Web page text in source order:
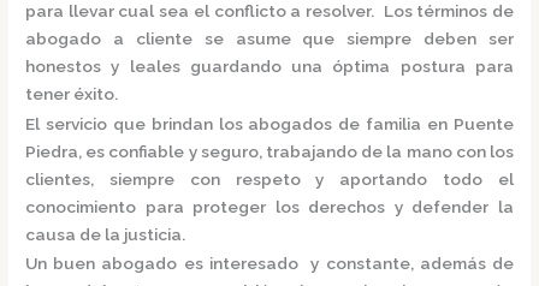
para llevar cual sea el conflicto a resolver. Los términos de
abogado a cliente se asume que siempre deben ser
honestos y leales guardando una óptima postura para
tener éxito.
El servicio que brindan los abogados de familia en Puente
Piedra, es confiable y seguro, trabajando de la mano con los
clientes, siempre con respeto y aportando todo el
conocimiento para proteger los derechos y defender la
causa de la justicia.
Un buen abogado es interesado y constante, además de